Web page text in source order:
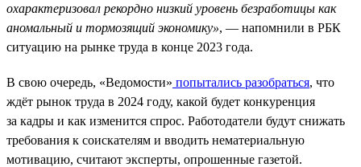
охарактеризовал рекордно низкий уровень безработицы как
аномальный и тормозящий экономику», — напомнили в РБК
ситуацию на рынке труда в конце 2023 года.
В свою очередь, «Ведомости» попытались разобраться, что
ждёт рынок труда в 2024 году, какой будет конкуренция
за кадры и как изменится спрос. Работодатели будут снижать
требования к соискателям и вводить нематериальную
мотивацию, считают эксперты, опрошенные газетой.